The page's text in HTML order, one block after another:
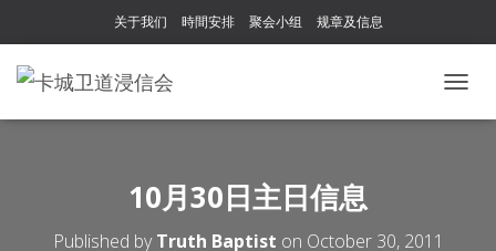
关于我们 時間安排 聚会小组 规章及信息
O
10月30日主日信息
Published byTruth Baptist on October 30, 2011